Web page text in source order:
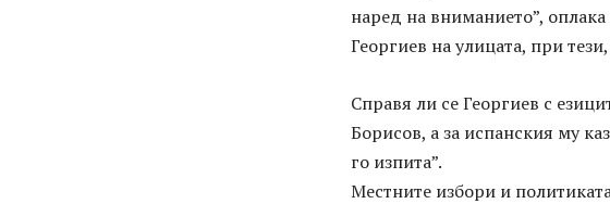
наред на вниманието”,
Георгиев на улицата, при
Справя ли се Георгиев с
Борисов, а за испанския му
го изпита”.
Местните избори и